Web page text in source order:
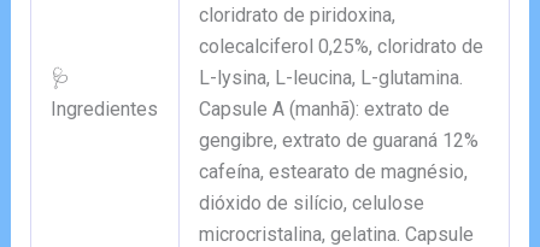
🩺
Ingredientes
cloridrato de piridoxina,
colecalciferol 0,25%, cloridrato de
L-lysina, L-leucina, L-glutamina.
Capsule A (manhã): extrato de
gengibre, extrato de guaraná 12%
cafeína, estearato de magnésio,
dióxido de silício, celulose
microcristalina, gelatina. Capsule